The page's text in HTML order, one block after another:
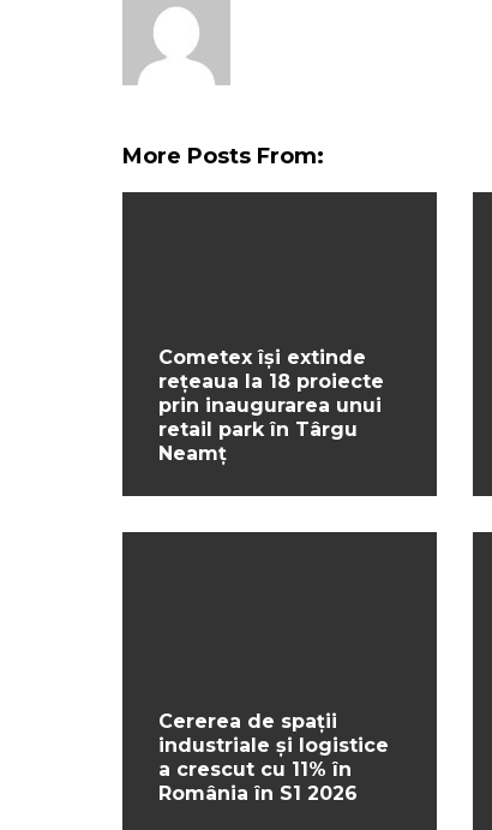
More Posts From:
Cometex își extinde
rețeaua la 18 proiecte
prin inaugurarea unui
retail park în Târgu
Neamț
Cererea de spații
industriale și logistice
a crescut cu 11% în
România în S1 2026